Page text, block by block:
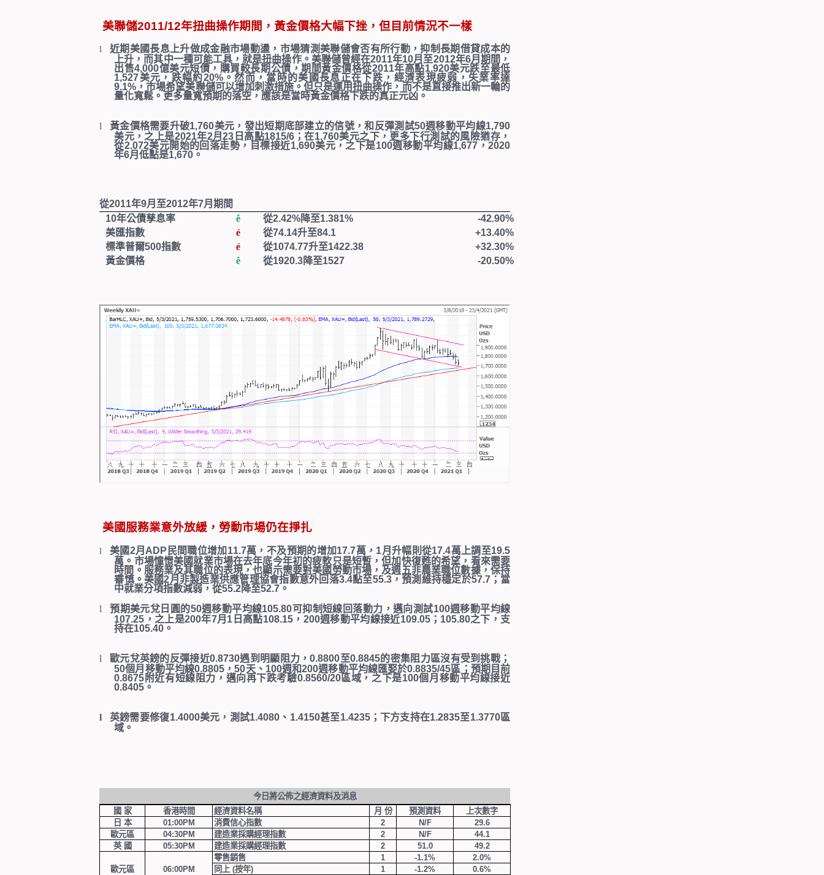
美聯儲2011/12年扭曲操作期間，黃金價格大幅下挫，但目前情況不一樣
l
近期美國長息上升做成金融市場動盪，市場猜測美聯儲會否有所行動，抑制長期借貸成本的
上升，而其中一種可能工具，就是扭曲操作。美聯儲曾經在2011年10月至2012年6月期間，
出售4,000億美元短債，購買較長期公債，期間黃金價格從2011年高點1,920美元跌至最低
1,527美元，跌幅約20%。然而，當時的美國長息正在下跌，經濟表現疲弱，失業率達
9.1% ，市場希望美聯儲可以增加刺激措施。但只是運用扭曲操作，而不是直接推出新一輪的
量化寬鬆。更多量寬預期的落空，應該是當時黃金價格下跌的真正元凶。
l 黃金價格需要升破1,760美元，發出短期底部建立的信號，和反彈測試50週移動平均線1,790
美元，之上是2021年2月23 日高點1815/6 ；在1,760美元之下，更多下行測試的風險猶存，
從2.072美元開始的回落走勢，目標接近1,690美元，之下是100週移動平均線1,677 ，2020
年6月低點是1,670 。
從2011年9月至2012年7月期間
10年公債孳息率 ê 從2.42%降至1.381%
-42.90%
美匯指數
é 從74.14升至84.1
+13.40%
標準普爾500指數 é 從1074.77升至1422.38
+32.30%
黃金價格
ê 從1920.3降至1527 -20.50%
美國服務業意外放緩，勞動市場仍在掙扎
l 美國2月 ADP 民間職位增加 11.7萬，不及預期的增加17.7萬， 1月升幅則從17.4萬上調至19.5
萬。市場憧憬美國就業市場在去年底今年初的疲軟只是短暫，但加快復甦的希望，看來需要
時間。服務業及其職位的表現，也顯示需要對美國勞動市場，及週五非農業職位數據，保持
審慎。美國2月非製造業供應管理協會指數意外回落3.4點至55.3，預測維持穩定於57.7；當
中就業分項指數減弱，從55.2降至52.7 。
l
預期美元兌日圓的50週移動平均線105.80可抑制短線回落動力，邁向測試100週移動平均線
107.25 ，之上是200年7月 1 日高點108.15， 200週移動平均線接近109.05； 105.80之下，支
持在105.40 。
l 歐元兌英鎊的反彈接近0.8730遇到明顯阻力，0.8800至0.8845的密集阻力區沒有受到挑戰；
50個月移動平均線0.8805 ，50天、 100週和200週移動平均線匯娶於0.8835/45區；預期目前
0.8675 附近有短線阻力，邁向再下跌考驗0.8560/20區域，之下是100個月移動平均線接近
0.8405 。
l 英鎊需要修復1.4000美元，測試1.4080 、 1.4150甚至1.4235；下方支持在1.2835至1.3770區
域。
今日將公佈之經濟資料及消息
國 家
香港時間 經濟資料名稱 月 份 預測資料 上次數字
日 本
01:00PM 消費信心指數 2 N/F
29.6
歐元區
04:30PM 建造業採購經理指數 2 N/F
44.1
英 國
05:30PM 建造業採購經理指數 2 51.0 49.2
歐元區 06:00PM
零售銷售 1 -1.1%
2.0%
同上(按年) 1 -1.2%
0.6%